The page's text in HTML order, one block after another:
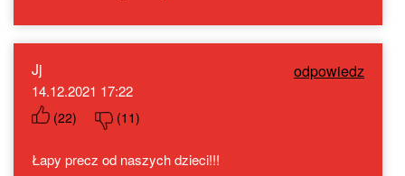
Jj odpowiedz
14.12.2021 17:22
(22) (11)
Łapy precz od naszych dzieci!!!